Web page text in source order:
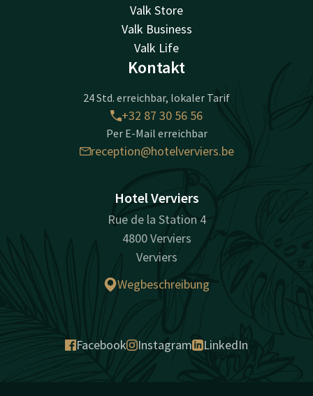
Valk Store
Valk Business
Valk Life
Kontakt
24 Std. erreichbar, lokaler Tarif
+32 87 30 56 56
Per E-Mail erreichbar
reception@hotelverviers.be
Hotel Verviers
Rue de la Station 4
4800 Verviers
Verviers
Wegbeschreibung
Facebook Instagram LinkedIn